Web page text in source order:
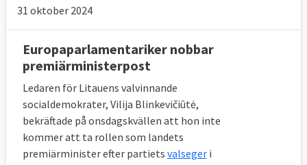
31 oktober 2024
Europaparlamentariker nobbar
premiärministerpost
Ledaren för Litauens valvinnande
socialdemokrater, Vilija Blinkevičiūtė,
bekräftade på onsdagskvällen att hon inte
kommer att ta rollen som landets
premiärminister efter partiets valseger i